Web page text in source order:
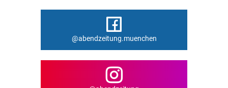
@abendzeitung.muenchen